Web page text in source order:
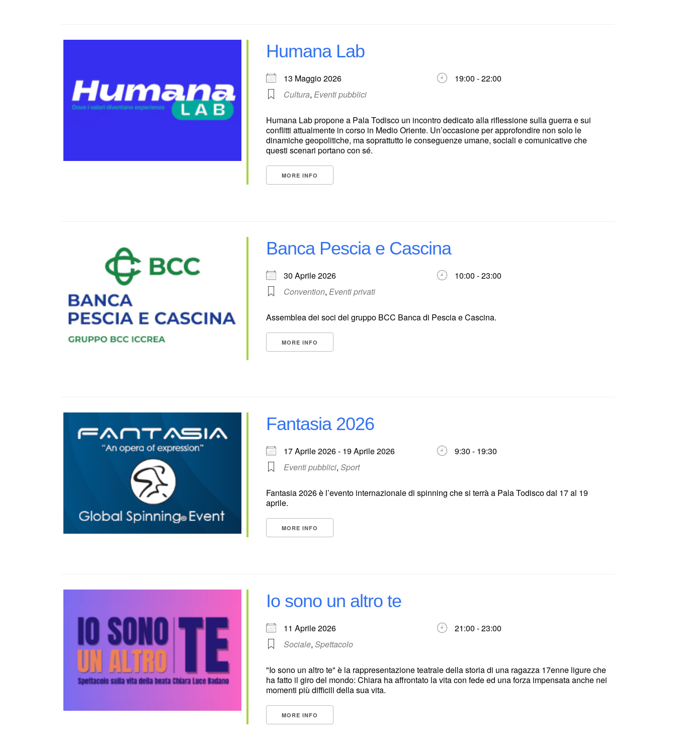
Humana Lab
13 Maggio 2026
19:00 - 22:00
Cultura, Eventi pubblici
Humana Lab propone a Pala Todisco un incontro dedicato alla riflessione sulla guerra e sui
conflitti attualmente in corso in Medio Oriente. Un’occasione per approfondire non solo le
dinamiche geopolitiche, ma soprattutto le conseguenze umane, sociali e comunicative che
questi scenari portano con sé.
MORE INFO
Banca Pescia e Cascina
30 Aprile 2026
10:00 - 23:00
Convention, Eventi privati
Assemblea dei soci del gruppo BCC Banca di Pescia e Cascina.
MORE INFO
Fantasia 2026
17 Aprile 2026 - 19 Aprile 2026
9:30 - 19:30
Eventi pubblici, Sport
Fantasia 2026 è l’evento internazionale di spinning che si terrà a Pala Todisco dal 17 al 19
aprile.
MORE INFO
Io sono un altro te
11 Aprile 2026
21:00 - 23:00
Sociale, Spettacolo
"Io sono un altro te" è la rappresentazione teatrale della storia di una ragazza 17enne ligure che
ha fatto il giro del mondo: Chiara ha affrontato la vita con fede ed una forza impensata anche nei
momenti più difficili della sua vita.
MORE INFO